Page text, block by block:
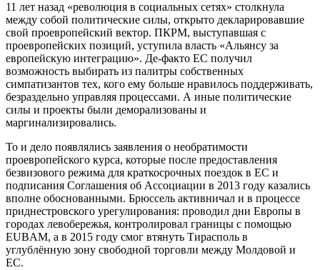
11 лет назад «революция в социальных сетях» столкнула
между собой политические силы, открыто декларировавшие
свой проевропейский вектор. ПКРМ, выступавшая с
проевропейских позиций, уступила власть «Альянсу за
европейскую интеграцию». Де-факто ЕС получил
возможность выбирать из палитры собственных
симпатизантов тех, кого ему больше нравилось поддерживать,
безраздельно управляя процессами. А иные политические
силы и проекты были деморализованы и
маргинализировались.
То и дело появлялись заявления о необратимости
проевропейского курса, которые после предоставления
безвизового режима для краткосрочных поездок в ЕС и
подписания Соглашения об Ассоциации в 2013 году казались
вполне обоснованными. Брюссель активничал и в процессе
приднестровского урегулирования: проводил дни Европы в
городах левобережья, контролировал границы с помощью
EUBAM, а в 2015 году смог втянуть Тирасполь в
углублённую зону свободной торговли между Молдовой и
ЕС.